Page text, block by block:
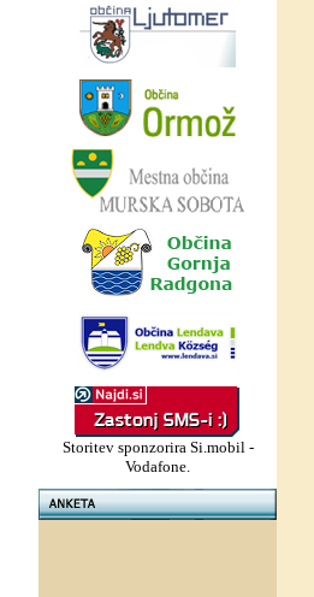
Storitev sponzorira Si.mobil -
Vodafone.